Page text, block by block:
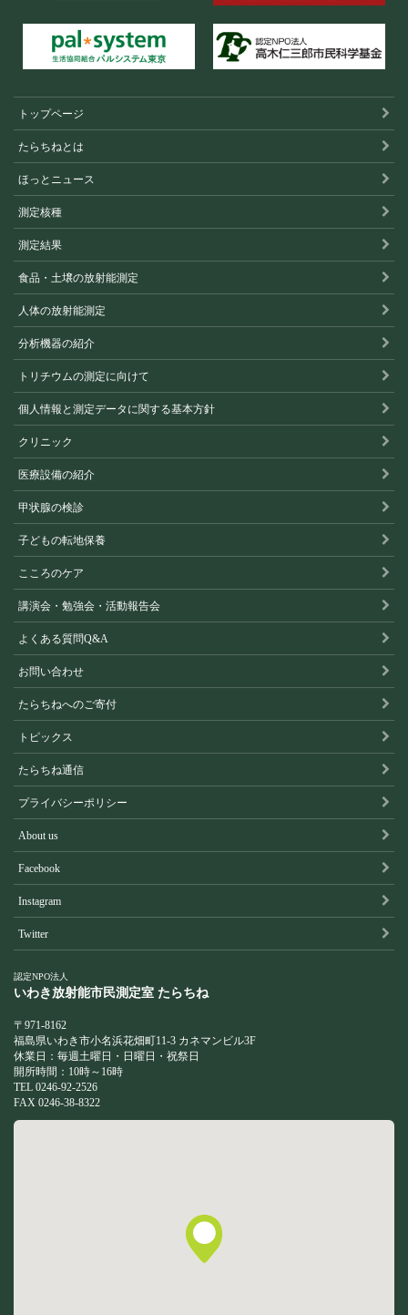
トップページ
たらちねとは
ほっとニュース
測定核種
測定結果
食品・土壌の放射能測定
人体の放射能測定
分析機器の紹介
トリチウムの測定に向けて
個人情報と測定データに関する基本方針
クリニック
医療設備の紹介
甲状腺の検診
子どもの転地保養
こころのケア
講演会・勉強会・活動報告会
よくある質問Q&A
お問い合わせ
たらちねへのご寄付
トピックス
たらちね通信
プライバシーポリシー
About us
Facebook
Instagram
Twitter
認定NPO法人
いわき放射能市民測定室 たらちね
〒971-8162
福島県いわき市小名浜花畑町11-3 カネマンビル3F
休業日：毎週土曜日・日曜日・祝祭日
開所時間：10時～16時
TEL 0246-92-2526
FAX 0246-38-8322